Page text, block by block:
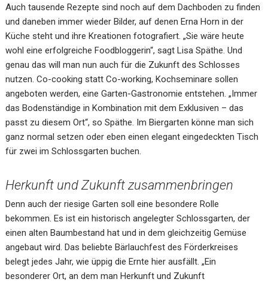
Auch tausende Rezepte sind noch auf dem Dachboden zu finden
und daneben immer wieder Bilder, auf denen Erna Horn in der
Küche steht und ihre Kreationen fotografiert. „Sie wäre heute
wohl eine erfolgreiche Foodbloggerin“, sagt Lisa Späthe. Und
genau das will man nun auch für die Zukunft des Schlosses
nutzen. Co-cooking statt Co-working, Kochseminare sollen
angeboten werden, eine Garten-Gastronomie entstehen. „Immer
das Bodenständige in Kombination mit dem Exklusiven – das
passt zu diesem Ort“, so Späthe. Im Biergarten könne man sich
ganz normal setzen oder eben einen elegant eingedeckten Tisch
für zwei im Schlossgarten buchen.
Herkunft und Zukunft zusammenbringen
Denn auch der riesige Garten soll eine besondere Rolle
bekommen. Es ist ein historisch angelegter Schlossgarten, der
einen alten Baumbestand hat und in dem gleichzeitig Gemüse
angebaut wird. Das beliebte Bärlauchfest des Förderkreises
belegt jedes Jahr, wie üppig die Ernte hier ausfällt. „Ein
besonderer Ort, an dem man Herkunft und Zukunft